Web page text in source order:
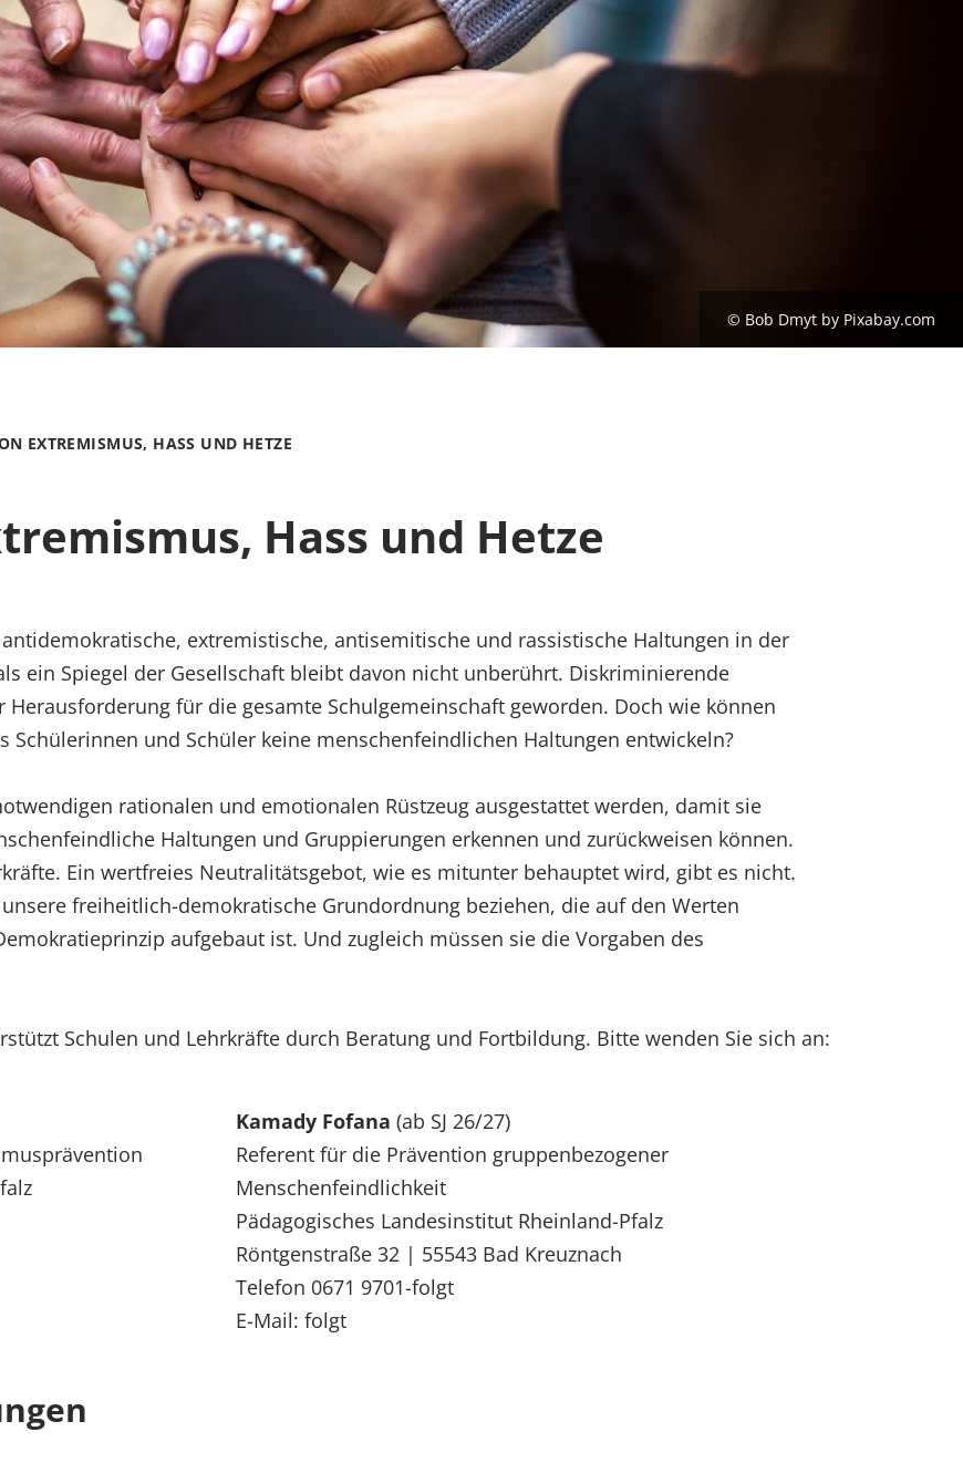
© Bob Dmyt by Pixabay.com
EXTREMISMUS, HASS UND HETZE
Hass und Hetze
extremistische, antisemitische und rassistische Haltungen in der
ein Spiegel der Gesellschaft bleibt davon nicht unberührt. Diskriminierende
für die gesamte Schulgemeinschaft geworden. Doch wie können
Schülerinnen und Schüler keine menschenfeindlichen Haltungen entwickeln?
rationalen und emotionalen Rüstzeug ausgestattet werden, damit sie
Haltungen und Gruppierungen erkennen und zurückweisen können.
Ein wertfreies Neutralitätsgebot, wie es mitunter behauptet wird, gibt es nicht.
freiheitlich-demokratische Grundordnung beziehen, die auf den Werten
aufgebaut ist. Und zugleich müssen sie die Vorgaben des
Schulen und Lehrkräfte durch Beratung und Fortbildung. Bitte wenden Sie sich an:
Kamady Fofana (ab SJ 26/27)
Referent für die Prävention gruppenbezogener
Menschenfeindlichkeit
Pädagogisches Landesinstitut Rheinland-Pfalz
Röntgenstraße 32 | 55543 Bad Kreuznach
Telefon 0671 9701-folgt
E-Mail: folgt